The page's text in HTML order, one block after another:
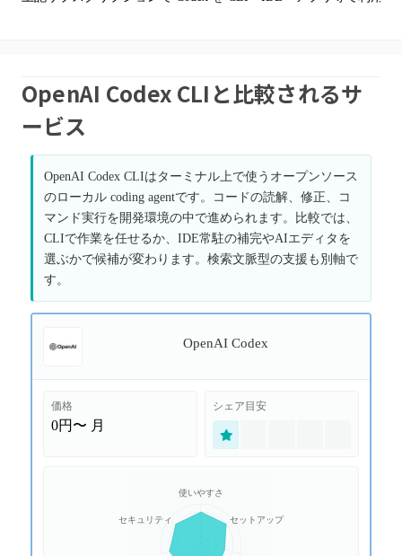
OpenAI Codex CLIと比較されるサ
ービス
OpenAI Codex CLIはターミナル上で使うオープンソース
のローカル coding agentです。コードの読解、修正、コ
マンド実行を開発環境の中で進められます。比較では、
CLIで作業を任せるか、IDE常駐の補完やAIエディタを
選ぶかで候補が変わります。検索文脈型の支援も別軸で
す。
OpenAI Codex
価格
0円〜 月
シェア目安
使いやすさ
セットアップ
セキュリティ